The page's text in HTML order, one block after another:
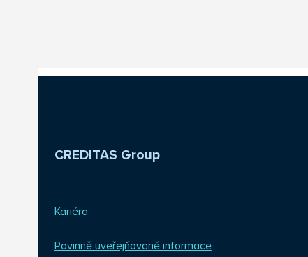
CREDITAS Group
Kariéra
Povinně uveřejňované informace